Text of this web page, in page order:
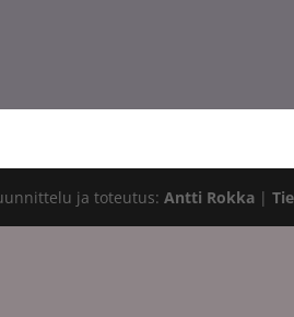
ja toteutus: Antti Rokka|